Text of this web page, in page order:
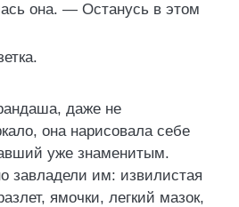
она. — Останусь в этом
даже не
она нарисовала себе
уже знаменитым.
завладели им: извилистая
ямочки, легкий мазок,